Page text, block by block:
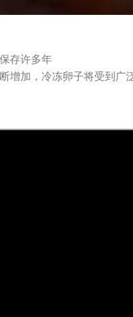
存许多年
增加，冷冻卵子将受到广